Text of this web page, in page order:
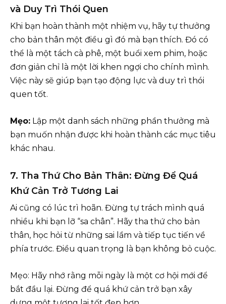
và Duy Trì Thói Quen
Khi bạn hoàn thành một nhiệm vụ, hãy tự thưởng
cho bản thân một điều gì đó mà bạn thích. Đó có
thể là một tách cà phê, một buổi xem phim, hoặc
đơn giản chỉ là một lời khen ngợi cho chính mình.
Việc này sẽ giúp bạn tạo động lực và duy trì thói
quen tốt.
Mẹo: Lập một danh sách những phần thưởng mà
bạn muốn nhận được khi hoàn thành các mục tiêu
khác nhau.
7. Tha Thứ Cho Bản Thân: Đừng Để Quá
Khứ Cản Trở Tương Lai
Ai cũng có lúc trì hoãn. Đừng tự trách mình quá
nhiều khi bạn lỡ “sa chân”. Hãy tha thứ cho bản
thân, học hỏi từ những sai lầm và tiếp tục tiến về
phía trước. Điều quan trọng là bạn không bỏ cuộc.
Mẹo: Hãy nhớ rằng mỗi ngày là một cơ hội mới để
bắt đầu lại. Đừng để quá khứ cản trở bạn xây